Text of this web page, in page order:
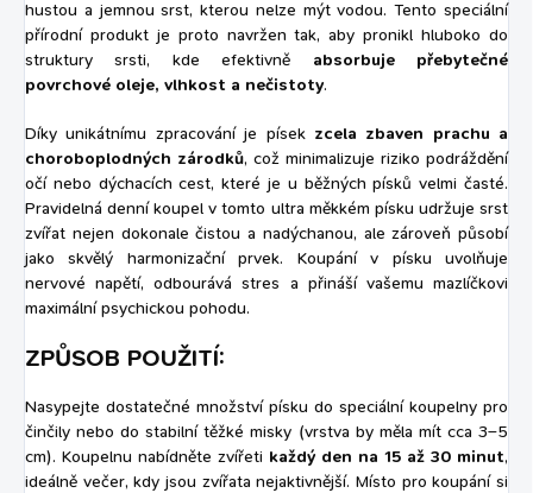
hustou a jemnou srst, kterou nelze mýt vodou. Tento speciální
přírodní produkt je proto navržen tak, aby pronikl hluboko do
struktury srsti, kde efektivně absorbuje přebytečné
povrchové oleje, vlhkost a nečistoty.
Díky unikátnímu zpracování je písek zcela zbaven prachu a
choroboplodných zárodků, což minimalizuje riziko podráždění
očí nebo dýchacích cest, které je u běžných písků velmi časté.
Pravidelná denní koupel v tomto ultra měkkém písku udržuje srst
zvířat nejen dokonale čistou a nadýchanou, ale zároveň působí
jako skvělý harmonizační prvek. Koupání v písku uvolňuje
nervové napětí, odbourává stres a přináší vašemu mazlíčkovi
maximální psychickou pohodu.
ZPŮSOB POUŽITÍ:
Nasypejte dostatečné množství písku do speciální koupelny pro
činčily nebo do stabilní těžké misky (vrstva by měla mít cca 3–5
cm). Koupelnu nabídněte zvířeti každý den na 15 až 30 minut,
ideálně večer, kdy jsou zvířata nejaktivnější. Místo pro koupání si